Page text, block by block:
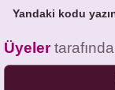
Yandaki kodu
Üyeler